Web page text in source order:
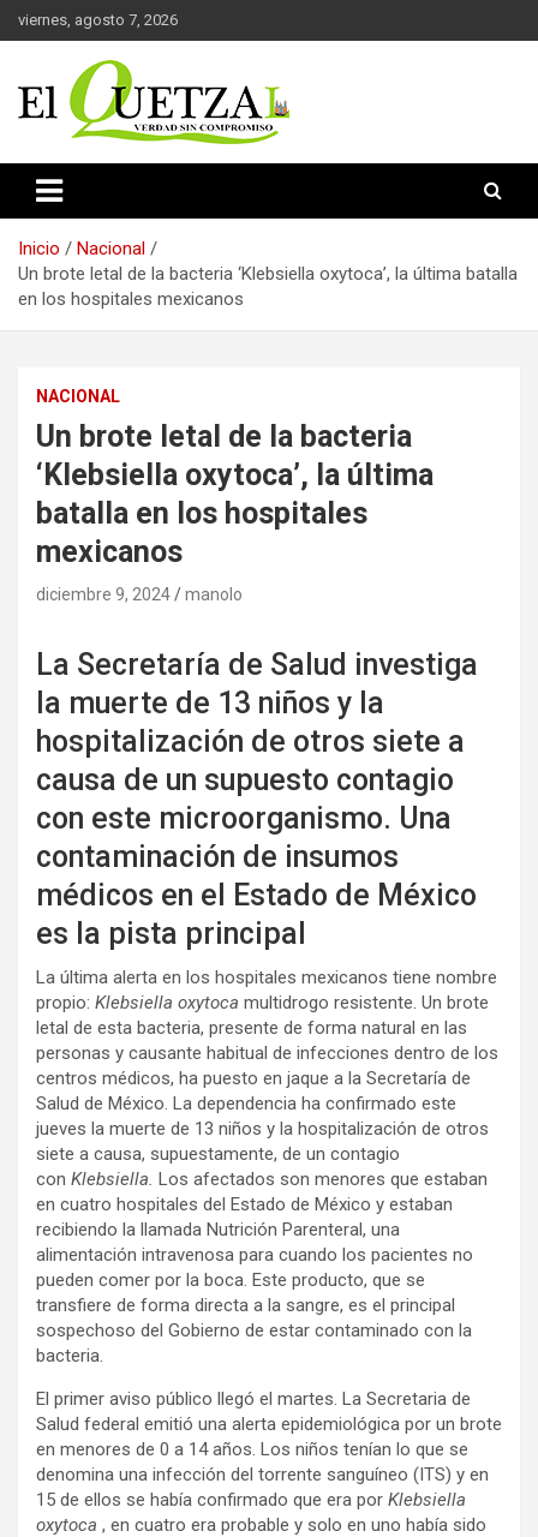
Saltar
al
viernes, agosto 7, 2026
El Quetzal de Cholula
Inicio
Nacional
Un brote letal de la bacteria ‘Klebsiella oxytoca’, la última batalla
en los hospitales mexicanos
NACIONAL
Un brote letal de la bacteria
‘Klebsiella oxytoca’, la última
batalla en los hospitales
mexicanos
diciembre 9, 2024 manolo
La Secretaría de Salud investiga
la muerte de 13 niños y la
hospitalización de otros siete a
causa de un supuesto contagio
con este microorganismo. Una
contaminación de insumos
médicos en el Estado de México
es la pista principal
La última alerta en los hospitales mexicanos tiene nombre
propio: Klebsiella oxytoca multidrogo resistente. Un brote
letal de esta bacteria, presente de forma natural en las
personas y causante habitual de infecciones dentro de los
centros médicos, ha puesto en jaque a la Secretaría de
Salud de México. La dependencia ha confirmado este
jueves la muerte de 13 niños y la hospitalización de otros
siete a causa, supuestamente, de un contagio
con Klebsiella. Los afectados son menores que estaban
en cuatro hospitales del Estado de México y estaban
recibiendo la llamada Nutrición Parenteral, una
alimentación intravenosa para cuando los pacientes no
pueden comer por la boca. Este producto, que se
transfiere de forma directa a la sangre, es el principal
sospechoso del Gobierno de estar contaminado con la
bacteria.
El primer aviso público llegó el martes. La Secretaria de
Salud federal emitió una alerta epidemiológica por un brote
en menores de 0 a 14 años. Los niños tenían lo que se
denomina una infección del torrente sanguíneo (ITS) y en
15 de ellos se había confirmado que era por Klebsiella
oxytoca , en cuatro era probable y solo en uno había sido